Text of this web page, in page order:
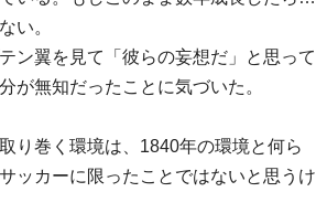
い。
ン翼を見て「彼らの妄想だ」と思って
が無知だったことに気づいた。
り巻く環境は、1840年の環境と何ら
ッカーに限ったことではないと思うけ